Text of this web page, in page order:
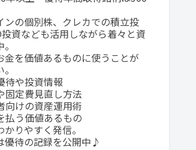
ンの個別株、クレカでの積立投
資なども活用しながら着々と資
金を価値あるものに使うことが
待や投資情報
固定費見直し方法
向けの資産運用術
払う価値あるもの
かりやすく発信。
優待の記録を公開中♪